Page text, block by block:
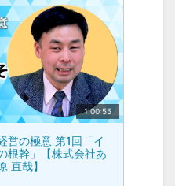
1:00:55
営の極意 第1回「イ
根幹」【株式会社あ
直哉】